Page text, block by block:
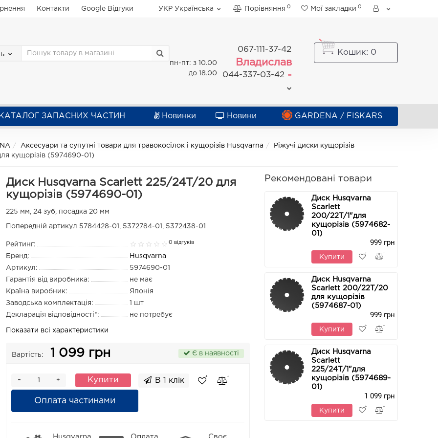
Контакти Google Відгуки УКР Українська Порівняння 0 Мої закладки 0
пн-пт: з 10.00
до 18.00
067-111-37-42
Владислав
044-337-03-42 -
Кошик: 0
ЗАПАСНИХ ЧАСТИН Новинки Новини GARDENA / FISKARS
Аксесуари та супутні товари для травокосілок і кущорізів Husqvarna
Ріжучі диски кущорізів
кущорізів (5974690-01)
Диск Husqvarna Scarlett 225/24T/20 для
кущорізів (5974690-01)
225 мм, 24 зуб, посадка 20 мм
Попередній артикул 5784428-01, 5372784-01, 5372438-01
Рейтинг: 0 відгуків
Бренд:
Husqvarna
Артикул:
5974690-01
Гарантія від виробника:
не має
Країна виробник:
Японія
Заводська комплектація:
1 шт
Декларація відповідності*:
не потребує
Показати всі характеристики
Вартість: 1 099 грн Є в наявності
+
- Купити
Оплата частинами
В 1 клік
Рекомендовані товари
Диск Husqvarna
Scarlett
200/22T/1"для
кущорізів (5974682-
01)
999 грн
Купити
Диск Husqvarna
Scarlett 200/22T/20
для кущорізів
(5974687-01)
999 грн
Купити
Диск Husqvarna
Scarlett
225/24T/1"для
кущорізів (5974689-
01)
1 099 грн
Купити